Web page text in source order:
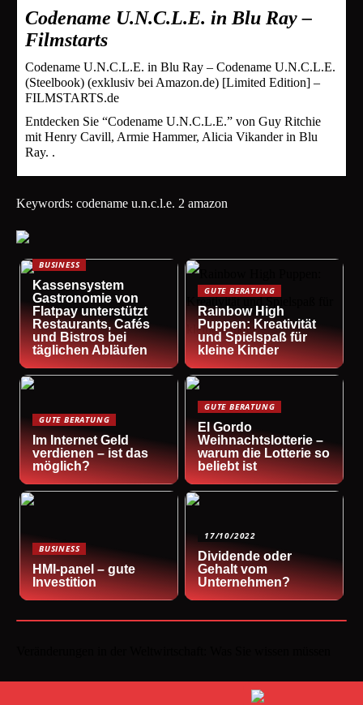
Codename U.N.C.L.E. in Blu Ray –
Filmstarts
Codename U.N.C.L.E. in Blu Ray – Codename U.N.C.L.E.
(Steelbook) (exklusiv bei Amazon.de) [Limited Edition] –
FILMSTARTS.de
Entdecken Sie “Codename U.N.C.L.E.” von Guy Ritchie
mit Henry Cavill, Armie Hammer, Alicia Vikander in Blu
Ray. .
Keywords: codename u.n.c.l.e. 2 amazon
BUSINESS
Kassensystem
Gastronomie von
Flatpay unterstützt
Restaurants, Cafés
und Bistros bei
täglichen Abläufen
GUTE BERATUNG
Rainbow High
Puppen: Kreativität
und Spielspaß für
kleine Kinder
GUTE BERATUNG
Im Internet Geld
verdienen – ist das
möglich?
GUTE BERATUNG
El Gordo
Weihnachtslotterie –
warum die Lotterie so
beliebt ist
BUSINESS
HMI-panel – gute
Investition
17/10/2022
Dividende oder
Gehalt vom
Unternehmen?